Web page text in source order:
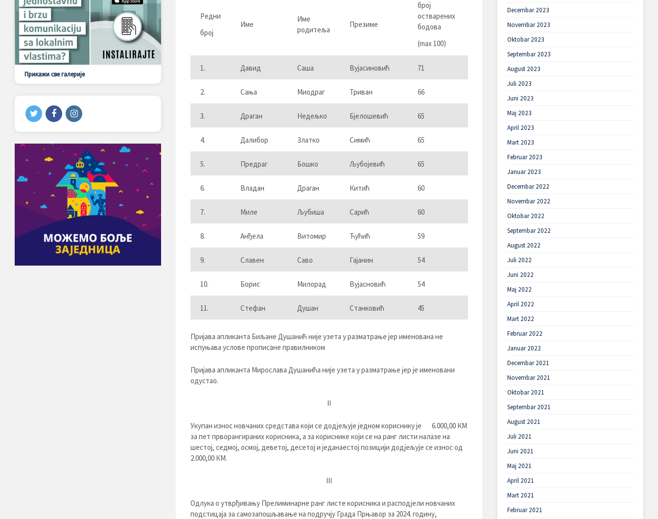
Редни
број
Име
Име
родитеља
Презиме
број
остварених
бодова
(max 100)
1. Давид Саша Вујасиновић 71
2. Сања Миодраг Триван 66
3. Драган Недељко Бјелошевић 65
4. Далибор Златко Симић 65
5. Предраг Бошко Љубојевић 65
6. Владан Драган Китић 60
7. Миле Љубиша Сарић 60
8. Анђела Витомир Ћућић 59
9. Славен Саво Гајанин 54
10. Борис Милорад Вујасновић 54
11. Стефан Душан Станковић 45
Пријава апликанта Биљане Душанић није узета у разматрање јер именована не
испуњава услове прописане правилником
Пријава апликанта Мирослава Душанића није узета у разматрање јер је именовани
одустао.
II
Укупан износ новчаних средстава који се додјељује једном кориснику је 6.000,00 КМ
за пет прворангираних корисника, а за кориснике који се на ранг листи налазе на
шестој, седмој, осмој, деветој, десетој и једанаестој позицији додјељује се износ од
2.000,00 КМ.
III
Одлука о утврђивању Прелиминарне ранг листе корисника и расподјели новчаних
подстицаја за самозапошљавање на подручју Града Прњавор за 2024. годину,
Прикажи све галерије
Decembar 2023
Novembar 2023
Oktobar 2023
Septembar 2023
August 2023
Juli 2023
Juni 2023
Maj 2023
April 2023
Mart 2023
Februar 2023
Januar 2023
Decembar 2022
Novembar 2022
Oktobar 2022
Septembar 2022
August 2022
Juli 2022
Juni 2022
Maj 2022
April 2022
Mart 2022
Februar 2022
Januar 2022
Decembar 2021
Novembar 2021
Oktobar 2021
Septembar 2021
August 2021
Juli 2021
Juni 2021
Maj 2021
April 2021
Mart 2021
Februar 2021